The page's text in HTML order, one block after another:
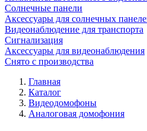
Солнечные панели
Аксессуары для солнечных
Видеонаблюдение для транспорта
Сигнализация
Аксессуары для видеонаблюдения
Снято с производства
Главная
Каталог
Видеодомофоны
Аналоговая домофония